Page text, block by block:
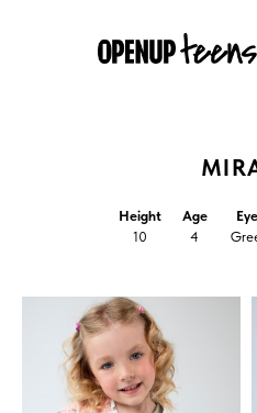
Height
10
Age
4